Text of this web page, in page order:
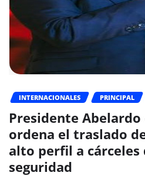
INTERNACIONALES PRINCIPAL
Presidente
ordena el traslado
alto perfil a cárceles
seguridad